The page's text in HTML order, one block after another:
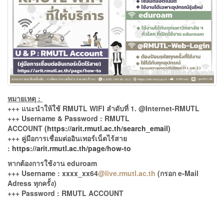
หมายเหตุ :
+++ แนะนำให้ใช้ RMUTL WIFI ลำดับที่ 1. @Internet-RMUTL
+++ Username & Password : RMUTL
ACCOUNT (https://arit.rmutl.ac.th/search_email)
+++ คู่มือการเชื่อมต่ออินเทอร์เน็ตไร้สาย
: https://arit.rmutl.ac.th/page/how-to
หากต้องการใช้งาน eduroam
+++ Username : xxxx_xx64@live.rmutl.ac.th (กรอก e-Mail
Adress ทุกครั้ง)
+++ Password : RMUTL ACCOUNT